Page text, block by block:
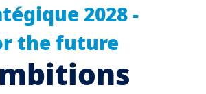
2028 -
the future